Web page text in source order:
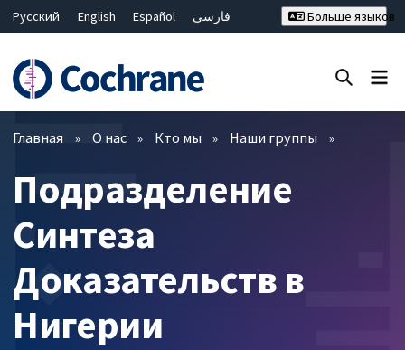
Русский English Español
فارسی
Bahasa Malaysia
ไทย
繁體中文
简体中文
Больше языков
Фильтры
Главная О нас Кто мы Наши группы
Подразделение
Синтеза
Доказательств в
Нигерии